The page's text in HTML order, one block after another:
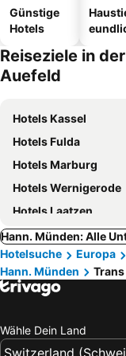
Günstige
Hotels
Reiseziele in
Auefeld
Hotels Kassel
Hotels Fulda
Hotels Marburg
Hotels Wernigerode
Hotels Laatzen
Hann. Münden: Alle
Hotelsuche
Europa
Hann. Münden
Wähle Dein Land